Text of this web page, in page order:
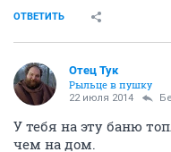
ОТВЕТИТЬ
Отец Тук
Рыльце в пушку
22 июля 2014
У тебя на эту баню
чем на дом.